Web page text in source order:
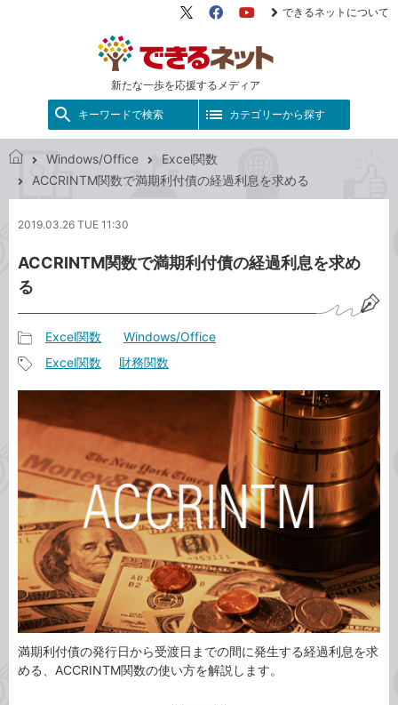
新たな一歩を応援するメディア
X（旧
FacebookYouTube
できるネットについて
キーワードで検索 カテゴリーから探す
で
ネ
ト
Windows/Office
Excel関数
ACCRINTM関数で満期利付債の経過利息を求める
2019.03.26 TUE 11:30
ACCRINTM関数で満期利付債の経過利息を求め
る
事
カ
テ
リ
Excel関数 Windows/Office
タ
Excel関数 財務関数
満期利付債の発行日から受渡日までの間に発生する経過利息を求
める、ACCRINTM関数の使い方を解説します。